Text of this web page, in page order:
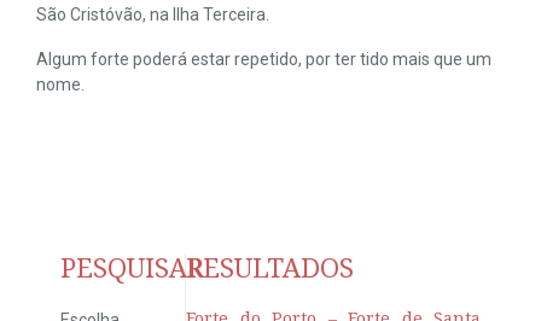
São Cristóvão, na Ilha Terceira.
Algum forte poderá estar repetido, por ter tido mais que um
nome.
PESQUISARRESULTADOS